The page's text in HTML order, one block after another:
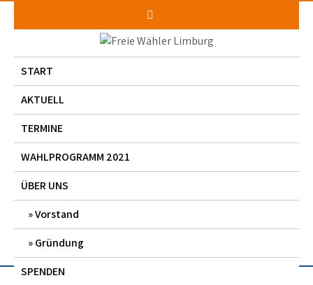
START
AKTUELL
TERMINE
WAHLPROGRAMM 2021
ÜBER UNS
Vorstand
Gründung
SPENDEN